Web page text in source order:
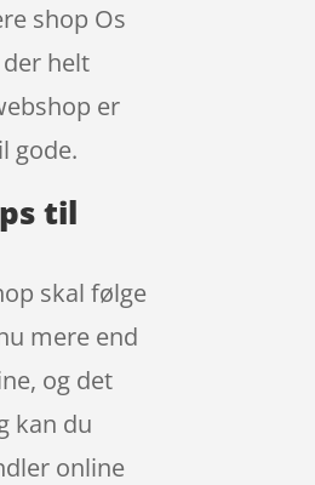
shop Os
helt
er
gode.
til
skal følge
mere end
og det
kan du
online